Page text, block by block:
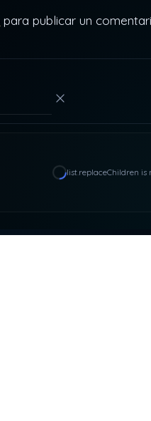
para publicar un
list.replaceChildren is